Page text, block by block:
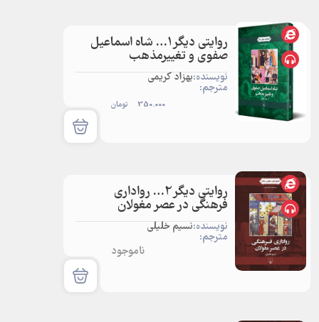
روایتی دیگر1… شاه اسماعیل
صفوی و تغییرمذهب
نویسنده:بهزاد کریمی
مترجم:
350.000 تومان
روایتی دیگر2… رواداری
فرهنگی در عصر مغولان
نویسنده:نسیم خلیلی
مترجم:
ناموجود